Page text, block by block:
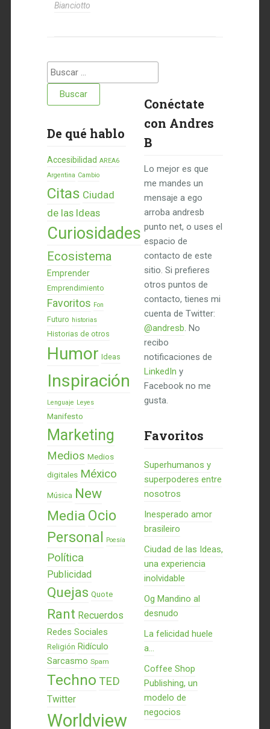
Bianciotto
Buscar:
De qué hablo
Accesibilidad AREA6
Argentina Cambio
Citas Ciudad
de las Ideas
Curiosidades
Ecosistema
Emprender
Emprendimiento
Favoritos Fon
Futuro historias
Historias de otros
Humor Ideas
Inspiración
Lenguaje Leyes
Manifesto
Marketing
Medios Medios
digitales México
Música New
Media Ocio
Personal Poesía
Política
Publicidad
Quejas Quote
Rant Recuerdos
Redes Sociales
Religión Ridículo
Sarcasmo Spam
Techno TED
Twitter
Worldview
Conéctate
con Andres
B
Lo mejor es que
me mandes un
mensaje a ego
arroba andresb
punto net, o uses el
espacio de
contacto de este
sitio. Si prefieres
otros puntos de
contacto, tienes mi
cuenta de Twitter:
@andresb. No
recibo
notificaciones de
LinkedIn y
Facebook no me
gusta.
Favoritos
Superhumanos y
superpoderes entre
nosotros
Inesperado amor
brasileiro
Ciudad de las Ideas,
una experiencia
inolvidable
Og Mandino al
desnudo
La felicidad huele
a...
Coffee Shop
Publishing, un
modelo de
negocios